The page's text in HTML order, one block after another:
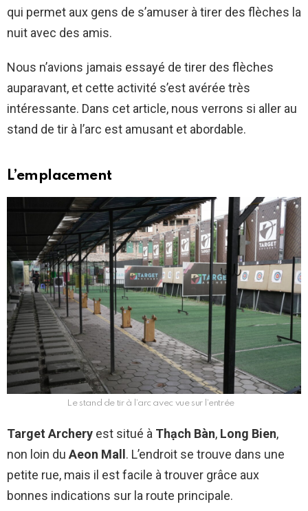
qui permet aux gens de s’amuser à tirer des flèches la
nuit avec des amis.
Nous n’avions jamais essayé de tirer des flèches
auparavant, et cette activité s’est avérée très
intéressante. Dans cet article, nous verrons si aller au
stand de tir à l’arc est amusant et abordable.
L’emplacement
Le stand de tir à l’arc avec vue sur l’entrée
Target Archery est situé à Thạch Bàn, Long Bien,
non loin du Aeon Mall . L’endroit se trouve dans une
petite rue, mais il est facile à trouver grâce aux
bonnes indications sur la route principale.